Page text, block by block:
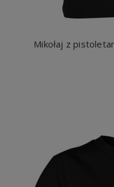
Mikołaj z